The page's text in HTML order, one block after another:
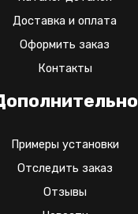
Доставка и оплата
Оформить заказ
Контакты
Примеры установки
Отследить заказ
Отзывы